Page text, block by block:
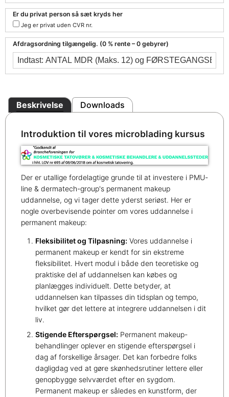
Er du privat person så sæt kryds her
Jeg er privat uden CVR nr.
Afdragsordning tilgængelig. (0 % rente – 0 gebyrer)
Beskrivelse Downloads
Introduktion til vores microblading kursus
Der er utallige fordelagtige grunde til at investere i PMU-
line & dermatech-group's permanent makeup
uddannelse, og vi tager dette yderst seriøst. Her er
nogle overbevisende pointer om vores uddannelse i
permanent makeup:
Fleksibilitet og Tilpasning: Vores uddannelse i
permanent makeup er kendt for sin ekstreme
fleksibilitet. Hvert modul i både den teoretiske og
praktiske del af uddannelsen kan købes og
planlægges individuelt. Dette betyder, at
uddannelsen kan tilpasses din tidsplan og tempo,
hvilket gør det lettere at integrere uddannelsen i dit
liv.
Stigende Efterspørgsel: Permanent makeup-
behandlinger oplever en stigende efterspørgsel i
dag af forskellige årsager. Det kan forbedre folks
dagligdag ved at gøre skønhedsrutiner lettere eller
genopbygge selvværdet efter en sygdom.
Permanent makeup er således en kunstform, der